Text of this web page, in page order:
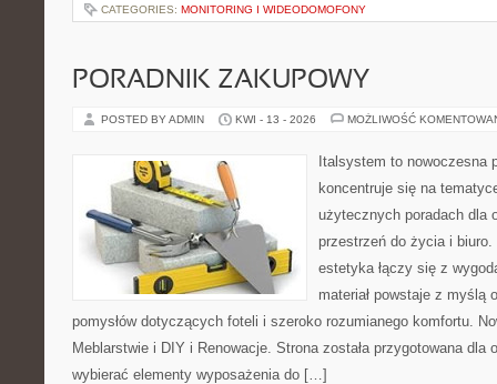
CATEGORIES: MONITORING I WIDEODOMOFONY
PORADNIK ZAKUPOWY
POSTED BY ADMIN KWI - 13 - 2026 MOŻLIWOŚĆ
Italsystem to nowoczesna
koncentruje się na
użytecznych poradach dla
przestrzeń do życia i
estetyka łączy się z
materiał powstaje z myślą
pomysłów dotyczących foteli i szeroko rozumianego komfortu.
Meblarstwie i DIY i Renowacje. Strona została przygotowana dla
wybierać elementy wyposażenia do […]